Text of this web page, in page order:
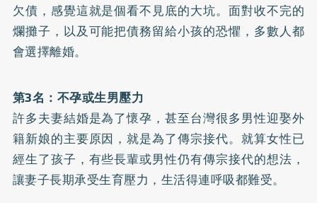
欠債，感覺這就是個看不見底的大坑。面對收不完的
爛攤子，以及可能把債務留給小孩的恐懼，多數人都
會選擇離婚。
第3名：不孕或生男壓力
許多夫妻結婚是為了懷孕，甚至台灣很多男性迎娶外
籍新娘的主要原因，就是為了傳宗接代。就算女性已
經生了孩子，有些長輩或男性仍有傳宗接代的想法，
讓妻子長期承受生育壓力，生活得連呼吸都難受。